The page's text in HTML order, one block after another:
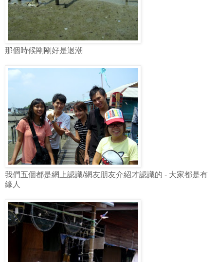
那個時候剛剛好是退潮
我們五個都是網上認識/網友朋友介紹才認識的 - 大家都是有
緣人